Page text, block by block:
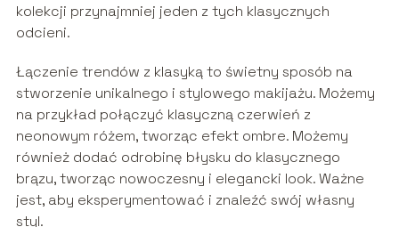
kolekcji przynajmniej jeden z tych klasycznych
odcieni.
Łączenie trendów z klasyką to świetny sposób na
stworzenie unikalnego i stylowego makijażu. Możemy
na przykład połączyć klasyczną czerwień z
neonowym różem, tworząc efekt ombre. Możemy
również dodać odrobinę błysku do klasycznego
brązu, tworząc nowoczesny i elegancki look. Ważne
jest, aby eksperymentować i znaleźć swój własny
styl.